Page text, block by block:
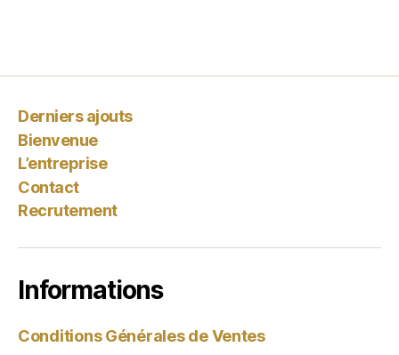
Derniers ajouts
Bienvenue
L’entreprise
Contact
Recrutement
Informations
Conditions Générales de Ventes